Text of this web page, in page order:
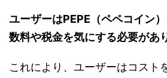
ユーザーはPEPE（ペペコイン
数料や税金を気にする必要があ
これにより、ユーザーはコスト